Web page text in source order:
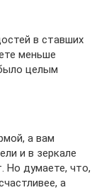
в ставших
меньше
целым
а вам
и в зеркале
Но думаете, что,
а